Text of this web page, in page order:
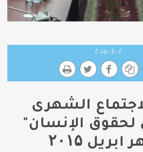
٠٢-٠٤-٢٠١٥
الشهرى
لحقوق الإنسان"
۲۰۱۵